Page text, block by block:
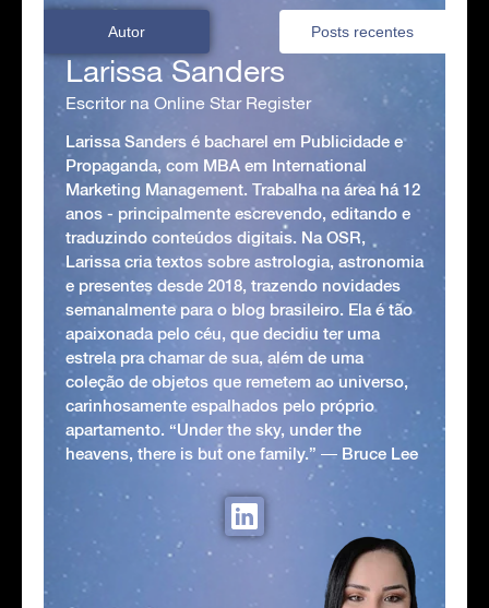
Autor Posts recentes
Larissa Sanders
Escritor na Online Star Register
Larissa Sanders é bacharel em Publicidade e
Propaganda, com MBA em International
Marketing Management. Trabalha na área há 12
anos - principalmente escrevendo, editando e
traduzindo conteúdos digitais. Na OSR,
Larissa cria textos sobre astrologia, astronomia
e presentes desde 2018, trazendo novidades
semanalmente para o blog brasileiro. Ela é tão
apaixonada pelo céu, que decidiu ter uma
estrela pra chamar de sua, além de uma
coleção de objetos que remetem ao universo,
carinhosamente espalhados pelo próprio
apartamento. “Under the sky, under the
heavens, there is but one family.” ― Bruce Lee